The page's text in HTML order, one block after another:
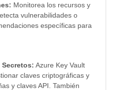
Monitorea los recursos y
vulnerabilidades o
específicas para
Azure Key Vault
claves criptográficas y
y claves API. También